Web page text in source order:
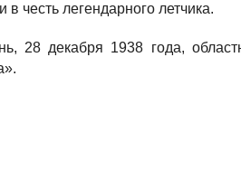
в честь легендарного летчика.
28 декабря 1938 года,